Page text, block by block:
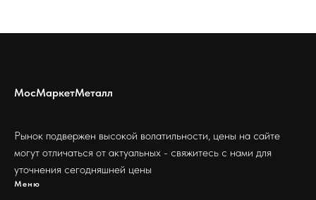
МосМаркетМеталл
Рынок подвержен высокой волатильности, цены на сайте
могут отличаться от актуальных - свяжитесь с нами для
уточнения сегодняшней цены
Меню